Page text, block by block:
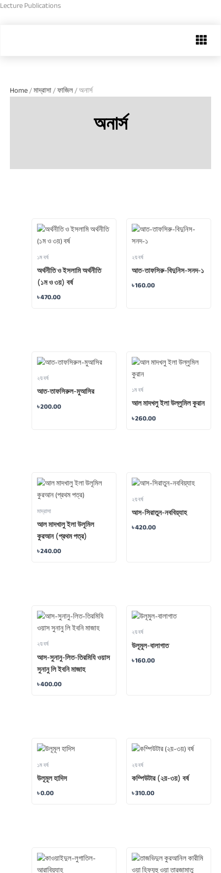
Skip
Lecture Publications
Menu
Home/মাদ্রাসা/ফাজিল/ অনার্স
অনার্স
১ম বর্ষ
অর্থনীতি ও ইসলামি অর্থনীতি
(১ম ও ৩য়) বর্ষ
৳470.00
২য় বর্ষ
আত-তাফসিরু-বিদুনিস-সনদ-১
৳160.00
২য় বর্ষ
আত-তাফসিরুল-মুআসির
৳200.00
১ম বর্ষ
আল মাদখলু ইলা উল্লুমিল কুরান
৳260.00
মাদ্রাসা
আল মাদখালু ইলা উলূমিল
কুরআন (প্রথম পত্র)
৳240.00
২য় বর্ষ
আস-সিরাতুন-নববিয়্যাহ
৳420.00
২য় বর্ষ
আস-সুনানু-লিত-তিরমিযি ওয়াস
সুনানু লি ইবনি মাজাহ
৳400.00
২য় বর্ষ
উলূমুল-বালাগাত
৳160.00
১ম বর্ষ
উলূমূল হাদিস
৳0.00
২য় বর্ষ
কম্পিউটার (২য়-৩য়) বর্ষ
৳310.00